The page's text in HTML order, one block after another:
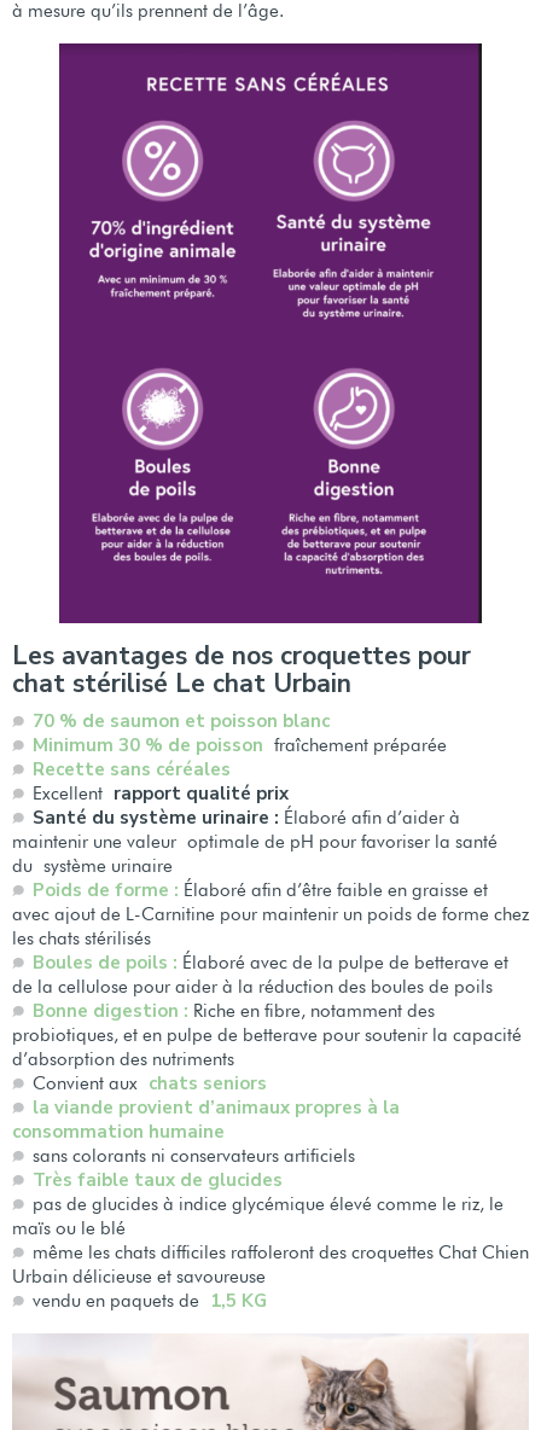
à mesure qu’ils prennent de l’âge.
Les avantages de nos croquettes pour
chat stérilisé Le chat Urbain
70 % de saumon et poisson blanc
Minimum 30 % de poisson fraîchement préparée
Recette sans céréales
Excellent rapport qualité prix
Santé du système urinaire : Élaboré afin d’aider à
maintenir une valeur optimale de pH pour favoriser la santé
du système urinaire
Poids de forme : Élaboré afin d’être faible en graisse et
avec ajout de L-Carnitine pour maintenir un poids de forme chez
les chats stérilisés
Boules de poils : Élaboré avec de la pulpe de betterave et
de la cellulose pour aider à la réduction des boules de poils
Bonne digestion : Riche en fibre, notamment des
probiotiques, et en pulpe de betterave pour soutenir la capacité
d’absorption des nutriments
Convient aux chats seniors
la viande provient d’animaux propres à la
consommation humaine
sans colorants ni conservateurs artificiels
Très faible taux de glucides
pas de glucides à indice glycémique élevé comme le riz, le
maïs ou le blé
même les chats difficiles raffoleront des croquettes Chat Chien
Urbain délicieuse et savoureuse
vendu en paquets de
1,5 KG